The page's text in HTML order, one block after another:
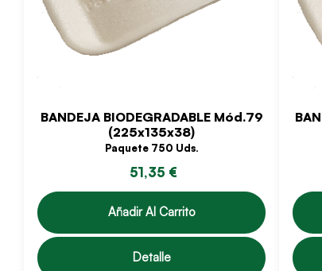
BANDEJA BIODEGRADABLE Mód.79
(225x135x38)
Paquete 750 Uds.
51,35 €
Añadir Al Carrito
Detalle